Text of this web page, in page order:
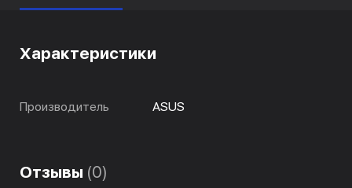
Характеристики
Производитель ASUS
Отзывы (0)